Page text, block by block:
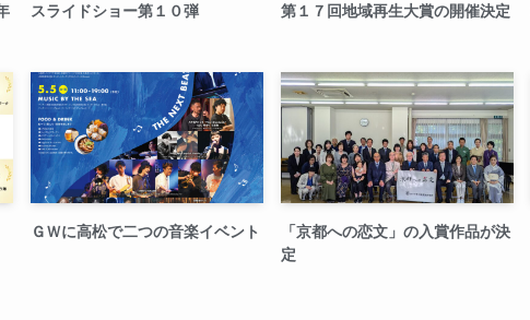
スライドショー第１０弾 第１７回地域再生大賞の開催決定
ＧＷに高松で二つの音楽イベント
「京都への恋文」の入賞作品が決
定